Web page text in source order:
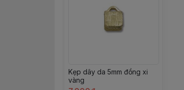
Kẹp dây da 5mm đồng xi
vàng